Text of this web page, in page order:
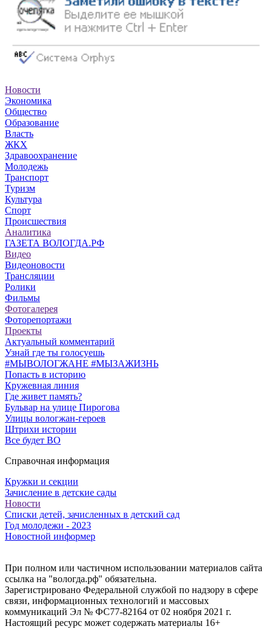
Новости
Экономика
Общество
Образование
Власть
ЖКХ
Здравоохранение
Молодежь
Транспорт
Туризм
Культура
Спорт
Происшествия
Аналитика
ГАЗЕТА ВОЛОГДА.РФ
Видео
Видеоновости
Трансляции
Ролики
Фильмы
Фотогалерея
Фоторепортажи
Проекты
Актуальный комментарий
Узнай где ты голосуешь
#МЫВОЛОГЖАНЕ #МЫЗАЖИЗНЬ
Попасть в историю
Кружевная линия
Где живет память?
Бульвар на улице Пирогова
Улицы вологжан-героев
Штрихи истории
Все будет ВО
Справочная информация
Кружки и секции
Зачисление в детские сады
Новости
Списки детей, зачисленных в детский сад
Год молодежи - 2023
Новостной информер
При полном или частичном использовании материалов сайта
ссылка на "вологда.рф" обязательна.
Зарегистрировано Федеральной службой по надзору в сфере
связи, информационных технологий и массовых
коммуникаций Эл № ФС77-82164 от 02 ноября 2021 г.
Настоящий ресурс может содержать материалы 16+